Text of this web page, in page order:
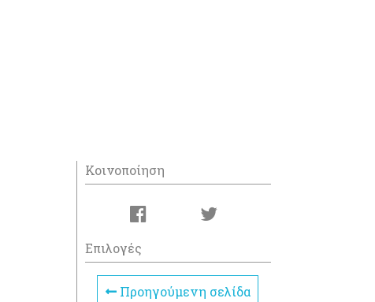
Κοινοποίηση
Επιλογές
Προηγούμενη σελίδα